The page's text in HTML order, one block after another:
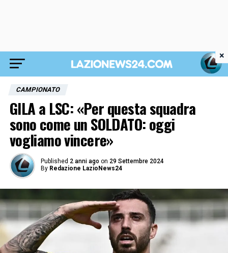
CAMPIONATO
GILA a LSC: «Per questa squadra
sono come un SOLDATO: oggi
vogliamo vincere»
Published 2 anni ago on 29 Settembre 2024
By Redazione LazioNews24
×